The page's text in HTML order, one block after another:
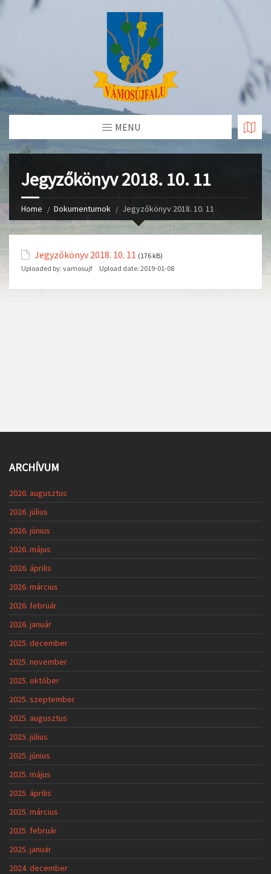
Skip
MENU
Jegyzőkönyv 2018. 10. 11
Home Dokumentumok Jegyzőkönyv 2018. 10. 11
Jegyzőkönyv 2018. 10. 11 (176 kB)
Uploaded by: vamosujf Upload date: 2019-01-08
ARCHÍVUM
2026. augusztus
2026. július
2026. június
2026. május
2026. április
2026. március
2026. február
2026. január
2025. december
2025. november
2025. október
2025. szeptember
2025. augusztus
2025. július
2025. június
2025. május
2025. április
2025. március
2025. február
2025. január
2024. december